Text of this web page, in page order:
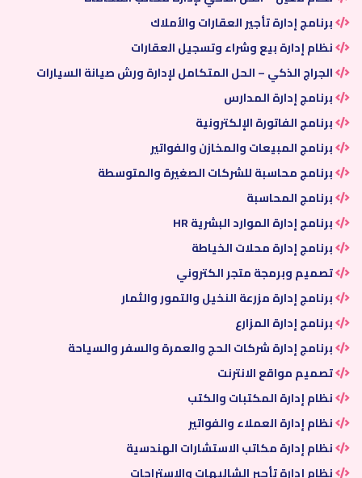
برنامج إدارة تأجير العقارات والأملاك
نظام إدارة بيع وشراء وتسجيل العقارات
الجراج الذكي – الحل المتكامل لإدارة ورش صيانة السيارات
برنامج إدارة المدارس
برنامج الفاتورة الإلكترونية
برنامج المبيعات والمخازن والفواتير
برنامج محاسبة للشركات الصغيرة والمتوسطة
برنامج المحاسبة
برنامج إدارة الموارد البشرية HR
برنامج إدارة محلات الخياطة
تصميم وبرمجة متجر الكتروني
برنامج إدارة مزرعة النخيل والتمور والثمار
برنامج إدارة المزارع
برنامج إدارة شركات الحج والعمرة والسفر والسياحة
تصميم مواقع الانترنت
نظام إدارة المكتبات والكتب
نظام إدارة العملاء والفواتير
نظام إدارة مكاتب الاستشارات الهندسية
نظام إدارة تأجير الشاليهات والاستراحات